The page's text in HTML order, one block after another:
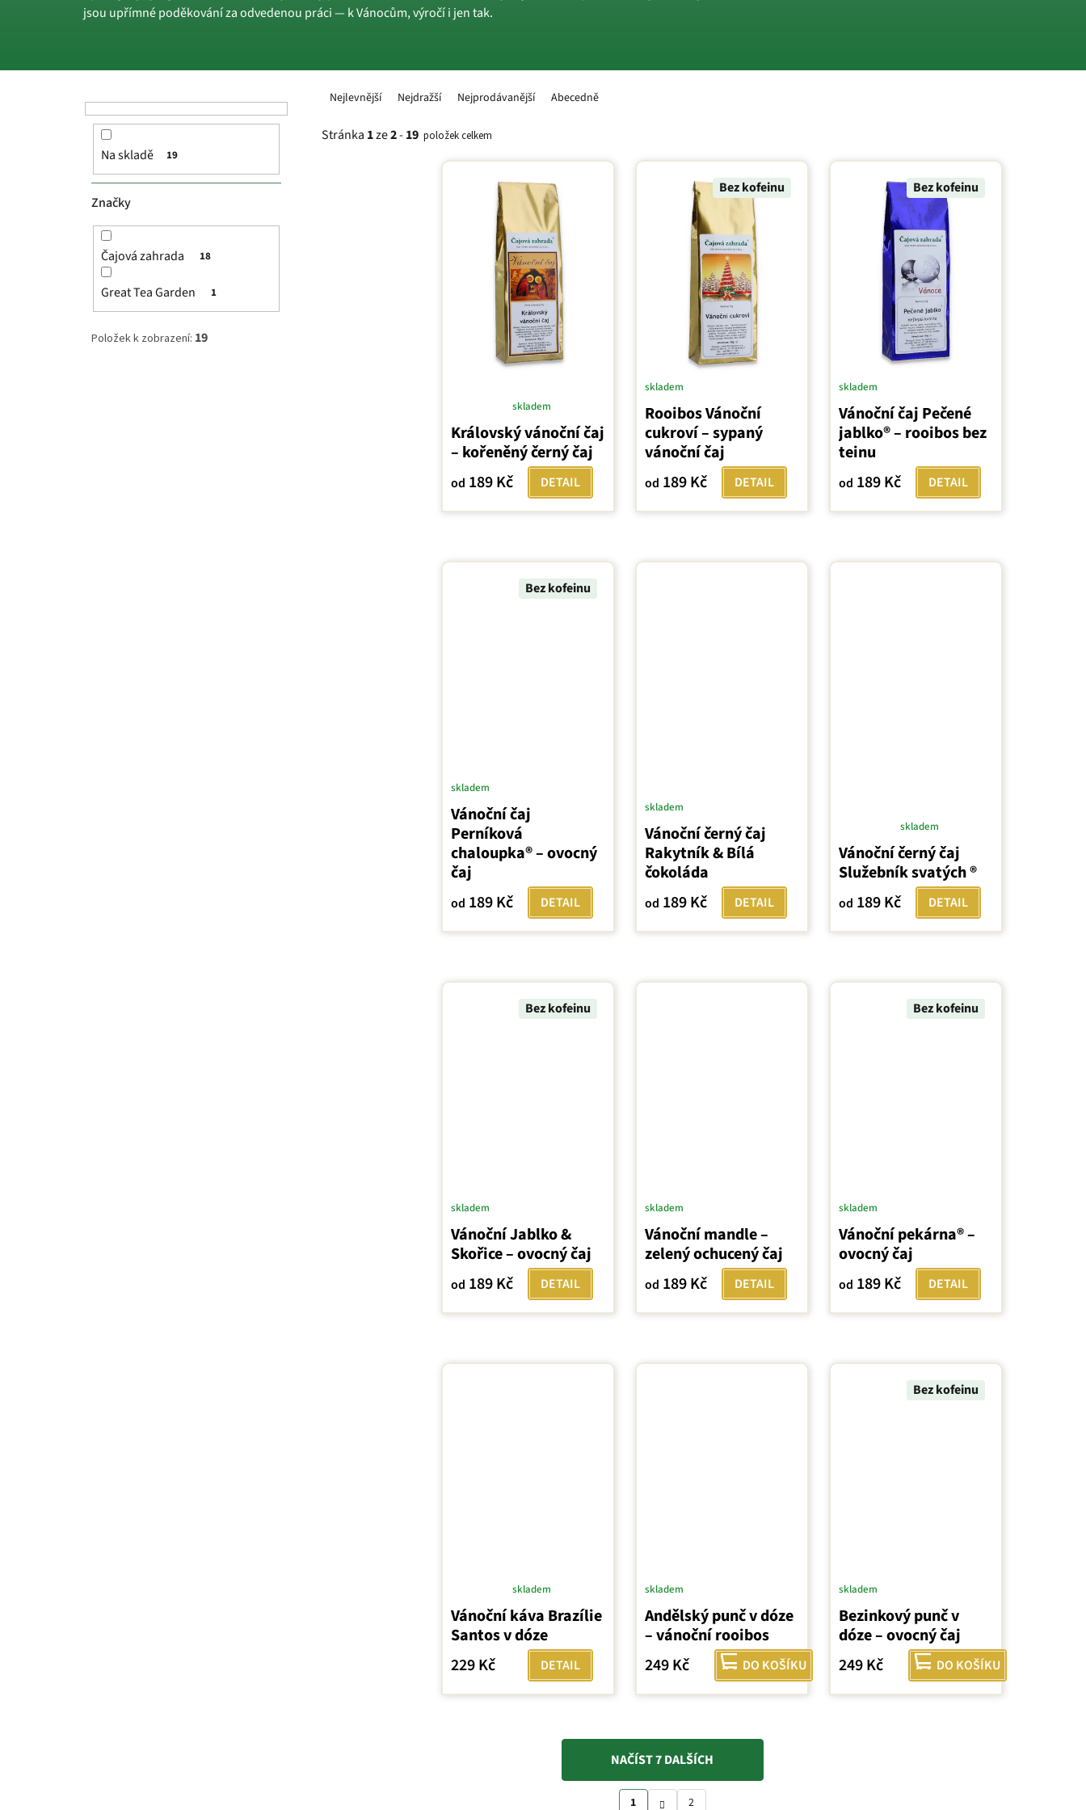
jsou upřímné poděkování za odvedenou práci — k Vánocům, výročí i jen tak.
P
Na skladě 19
Značky
Čajová zahrada 18
Great Tea Garden 1
Položek k zobrazení: 19
Ř
e
Nejlevnější Nejdražší Nejprodávanější Abecedně
Stránka 1ze2-19 položek celkem
Královský vánoční čaj
– kořeněný černý čaj
hodnocení
produktu
5,0
z
skladem
od 189 Kč DETAIL
Bez kofeinu
Rooibos Vánoční
cukroví – sypaný
vánoční čaj
skladem
od 189 Kč DETAIL
Bez kofeinu
Vánoční čaj Pečené
jablko® – rooibos bez
teinu
skladem
od 189 Kč DETAIL
Bez kofeinu
Vánoční čaj
Perníková
chaloupka® – ovocný
čaj
skladem
od 189 Kč DETAIL
Vánoční černý čaj
Rakytník & Bílá
čokoláda
skladem
od 189 Kč DETAIL
Vánoční černý čaj
Služebník svatých ®
hodnocení
produktu
5,0
z
skladem
od 189 Kč DETAIL
Bez kofeinu
Vánoční Jablko &
Skořice – ovocný čaj
skladem
od 189 Kč DETAIL
Vánoční mandle –
zelený ochucený čaj
skladem
od 189 Kč DETAIL
Bez kofeinu
Vánoční pekárna® –
ovocný čaj
skladem
od 189 Kč DETAIL
Vánoční káva Brazílie
Santos v dóze
hodnocení
produktu
je
5,0
z
skladem
229 Kč DETAIL
Andělský punč v dóze
– vánoční rooibos
skladem
249 Kč DO KOŠÍKU
Bez kofeinu
Bezinkový punč v
dóze – ovocný čaj
skladem
249 Kč DO KOŠÍKU
O
v
NAČÍST 7 DALŠÍCH
S
1 2